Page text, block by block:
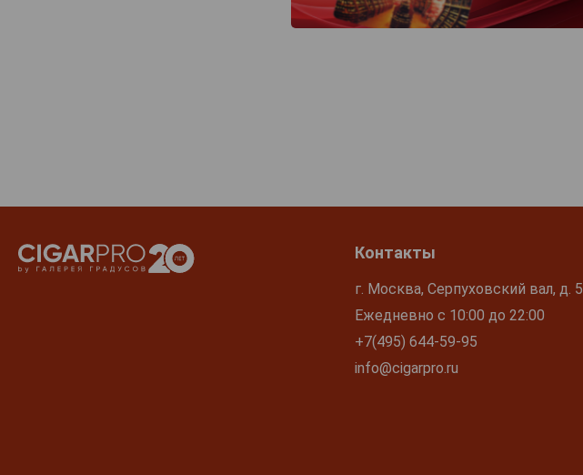
Контакты
г. Москва, Серпуховский вал, д. 5
Ежедневно с 10:00 до 22:00
+7(495) 644-59-95
info@cigarpro.ru